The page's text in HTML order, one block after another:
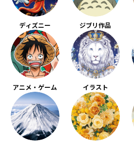
ディズニー ジブリ作品
アニメ・ゲーム イラスト